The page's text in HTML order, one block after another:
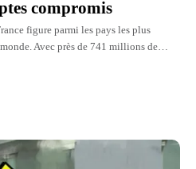
compromis
figure parmi les pays les plus
Avec près de 741 millions de